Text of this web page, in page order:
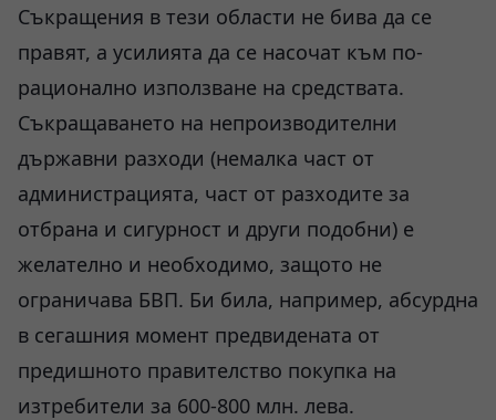
Съкращения в тези области не бива да се
правят, а усилията да се насочат към по-
рационално използване на средствата.
Съкращаването на непроизводителни
държавни разходи (немалка част от
администрацията, част от разходите за
отбрана и сигурност и други подобни) е
желателно и необходимо, защото не
ограничава БВП. Би била, например, абсурдна
в сегашния момент предвидената от
предишното правителство покупка на
изтребители за 600-800 млн. лева.